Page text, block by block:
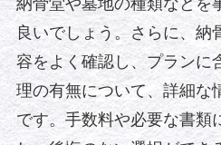
良いでしょう。さらに、納
容をよく確認し、プランに
理の有無について、詳細な
です。手数料や必要な書類